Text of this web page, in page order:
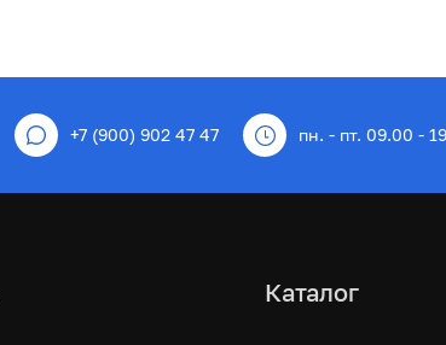
+7 (900) 902 47 47 пн. - пт. 09.00 -
Каталог